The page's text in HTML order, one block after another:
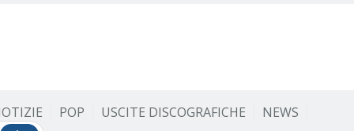
POP USCITE DISCOGRAFICHE NEWS